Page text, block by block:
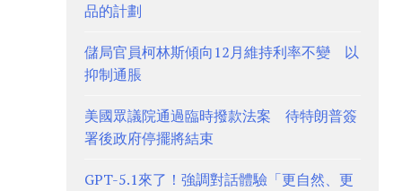
品的計劃
儲局官員柯林斯傾向12月維持利率不變 以
抑制通脹
美國眾議院通過臨時撥款法案 待特朗普簽
署後政府停擺將結束
GPT-5.1來了！強調對話體驗「更自然、更